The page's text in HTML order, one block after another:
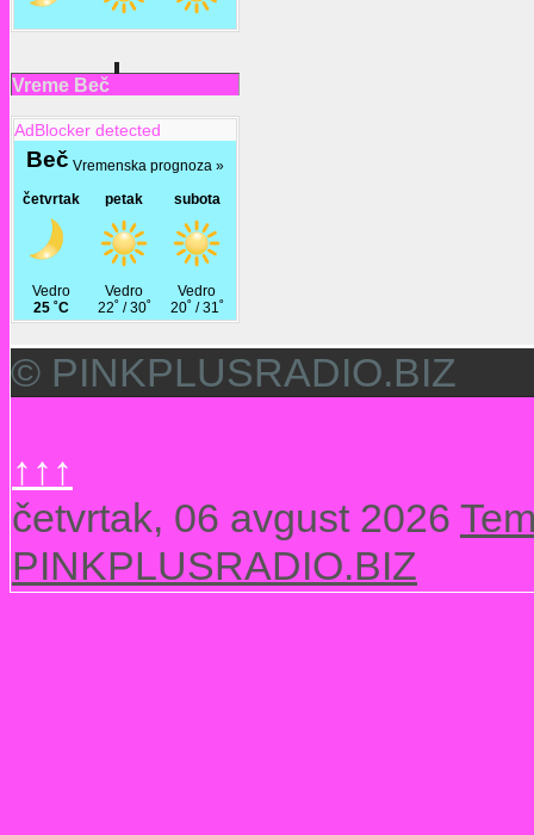
Vreme Beč
AdBlocker detected
© PINKPLUSRADIO.BIZ
↑↑↑
četvrtak, 06 avgust 2026
PINKPLUSRADIO.BIZ